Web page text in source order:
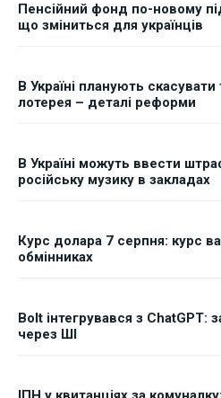
Пенсійний фонд по-новому
що зміниться для українців
В Україні планують
лотерея – деталі реформи
В Україні можуть ввести
російську музику в закладах
Курс долара 7 серпня: курс
обмінниках
Bolt інтегрувався з ChatGPT:
через ШІ